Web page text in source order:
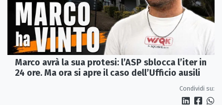
Marco avrà la sua protesi: l’ASP sblocca l’iter in
24 ore. Ma ora si apre il caso dell’Ufficio ausili
Condividi su: